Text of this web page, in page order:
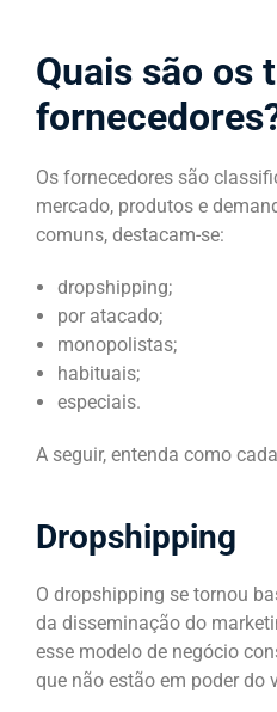
Quais são os
Os fornecedores são
mercado, produtos e
comuns, destacam-se:
dropshipping;
por atacado;
monopolistas;
habituais;
especiais.
A seguir, entenda como
Dropshipping
O dropshipping se tornou
da disseminação do
esse modelo de negócio
que não estão em poder do